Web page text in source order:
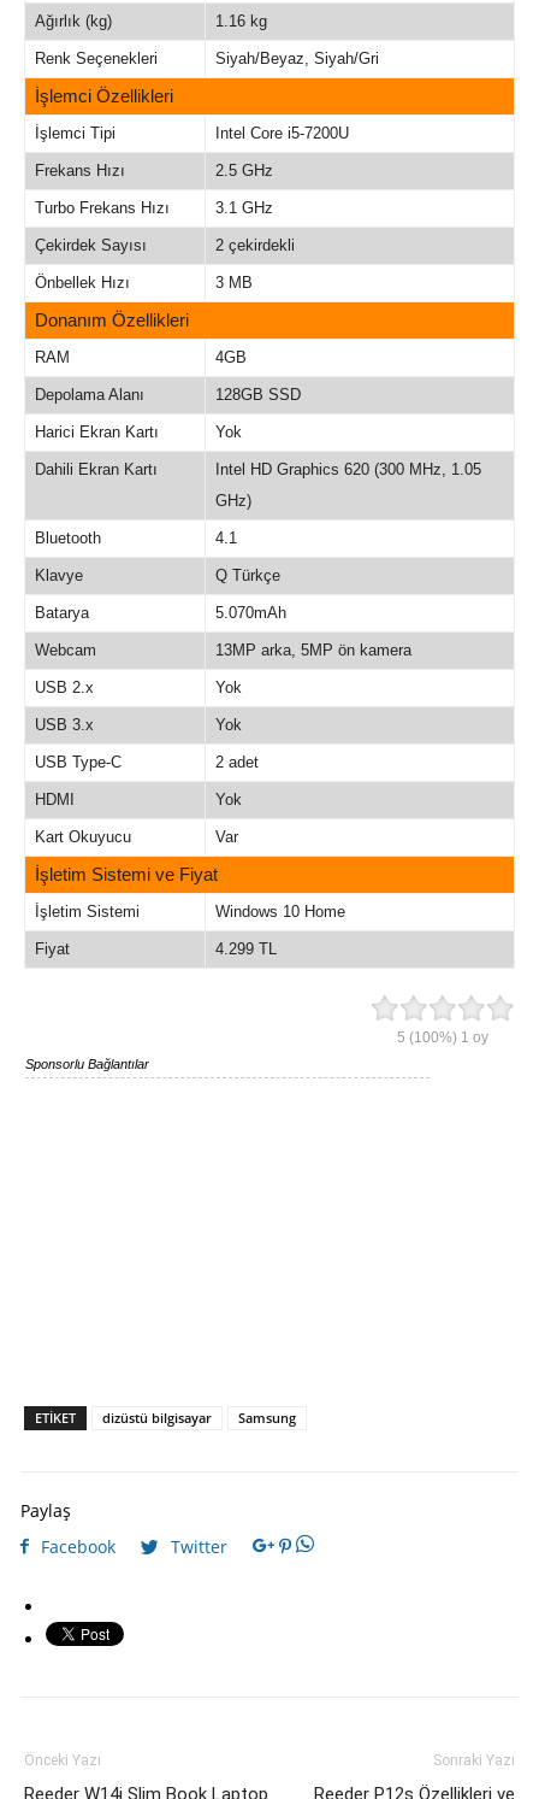
Ağırlık (kg) 1.16 kg
Renk Seçenekleri Siyah/Beyaz, Siyah/Gri
İşlemci Özellikleri
İşlemci Tipi Intel Core i5-7200U
Frekans Hızı 2.5 GHz
Turbo Frekans Hızı 3.1 GHz
Çekirdek Sayısı 2 çekirdekli
Önbellek Hızı 3 MB
Donanım Özellikleri
RAM 4GB
Depolama Alanı 128GB SSD
Harici Ekran Kartı Yok
Dahili Ekran Kartı
Intel HD Graphics 620 (300 MHz, 1.05
GHz)
Bluetooth 4.1
Klavye Q Türkçe
Batarya 5.070mAh
Webcam 13MP arka, 5MP ön kamera
USB 2.x Yok
USB 3.x Yok
USB Type-C 2 adet
HDMI Yok
Kart Okuyucu Var
İşletim Sistemi ve Fiyat
İşletim Sistemi Windows 10 Home
Fiyat 4.299 TL
5 (100%) 1 oy
Sponsorlu Bağlantılar
ETIKET dizüstü bilgisayar Samsung
Paylaş
Facebook
Twitter
Önceki Yazı
Reeder W14i Slim Book Laptop
Sonraki Yazı
Reeder P12s Özellikleri ve